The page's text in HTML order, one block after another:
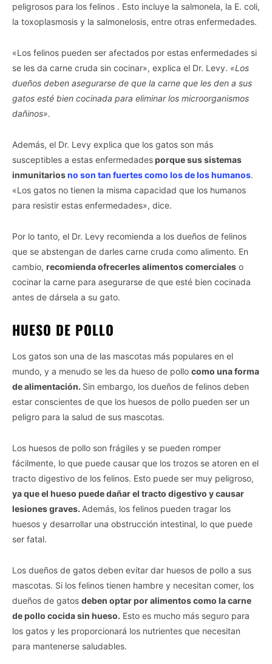
targeted advertising by us, please use the below opt-out
section to confirm your selection. Please note that after your
opt-out request is processed you may continue seeing
interest-based ads based on personal information utilized by
us or personal information disclosed to third parties prior to
your opt-out. You may separately opt-out of the further
disclosure of your personal information by third parties on the
peligrosos para los felinos . Esto incluye la salmonela, la E. coli,
la toxoplasmosis y la salmonelosis, entre otras enfermedades.
«Los felinos pueden ser afectados por estas enfermedades si
se les da carne cruda sin cocinar», explica el Dr. Levy. «Los
dueños deben asegurarse de que la carne que les den a sus
gatos esté bien cocinada para eliminar los microorganismos
dañinos».
Además, el Dr. Levy explica que los gatos son más
susceptibles a estas enfermedadesporque sus sistemas
inmunitariosno son tan fuertes como los de los humanos.
«Los gatos no tienen la misma capacidad que los humanos
para resistir estas enfermedades», dice.
Por lo tanto, el Dr. Levy recomienda a los dueños de felinos
que se abstengan de darles carne cruda como alimento. En
cambio, recomienda ofrecerles alimentos comerciales o
cocinar la carne para asegurarse de que esté bien cocinada
antes de dársela a su gato.
HUESO DE POLLO
Los gatos son una de las mascotas más populares en el
mundo, y a menudo se les da hueso de pollo como una forma
de alimentación. Sin embargo, los dueños de felinos deben
estar conscientes de que los huesos de pollo pueden ser un
peligro para la salud de sus mascotas.
Los huesos de pollo son frágiles y se pueden romper
fácilmente, lo que puede causar que los trozos se atoren en el
tracto digestivo de los felinos. Esto puede ser muy peligroso,
ya que el hueso puede dañar el tracto digestivo y causar
lesiones graves. Además, los felinos pueden tragar los
huesos y desarrollar una obstrucción intestinal, lo que puede
ser fatal.
Los dueños de gatos deben evitar dar huesos de pollo a sus
mascotas. Si los felinos tienen hambre y necesitan comer, los
dueños de gatos deben optar por alimentos como la carne
de pollo cocida sin hueso. Esto es mucho más seguro para
los gatos y les proporcionará los nutrientes que necesitan
para mantenerse saludables.